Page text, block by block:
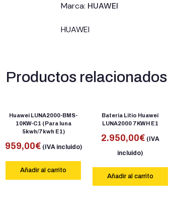
Marca: HUAWEI
HUAWEI
Productos relacionados
Huawei LUNA2000-BMS-
10KW-C1 (Para luna
5kwh/7kwh E1)
959,00€ (IVA incluido)
Añadir al carrito
Bateria Litio Huawei
LUNA2000 7KWH E1
2.950,00€ (IVA
incluido)
Añadir al carrito